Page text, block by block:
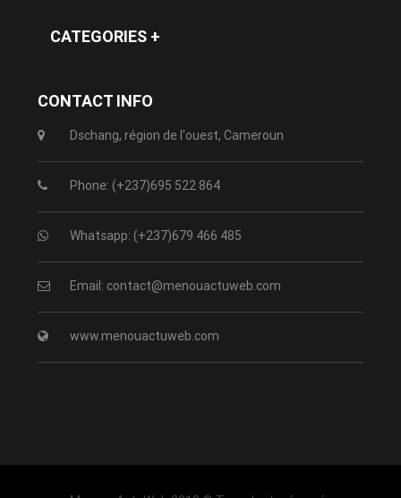
CATEGORIES +
CONTACT INFO
Dschang, région de l'ouest, Cameroun
Phone: (+237)695 522 864
Whatsapp: (+237)679 466 485
Email: contact@menouactuweb.com
www.menouactuweb.com